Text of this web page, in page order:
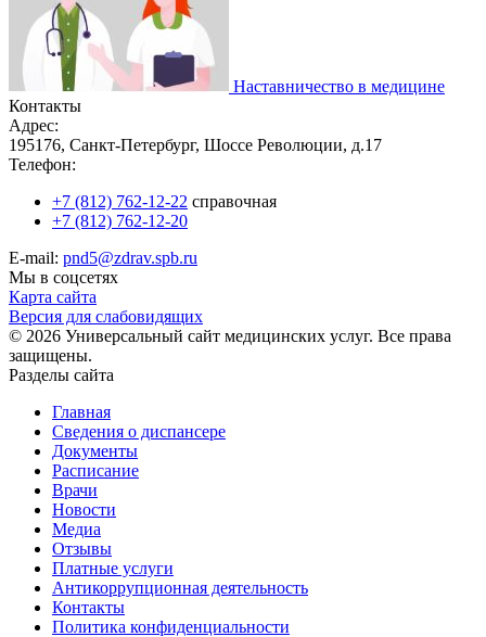
Наставничество в медицине
Контакты
Адрес:
195176, Санкт-Петербург, Шоссе Революции, д.17
Телефон:
+7 (812) 762-12-22 справочная
+7 (812) 762-12-20
E-mail: pnd5@zdrav.spb.ru
Мы в соцсетях
Карта сайта
Версия для слабовидящих
© 2026 Универсальный сайт медицинских услуг. Все права
защищены.
Разделы сайта
Главная
Сведения о диспансере
Документы
Расписание
Врачи
Новости
Медиа
Отзывы
Платные услуги
Антикоррупционная деятельность
Контакты
Политика конфиденциальности